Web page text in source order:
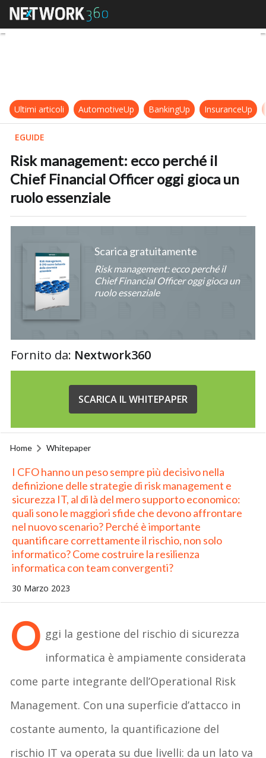
Risk management: ecco perché il
Ultimi articoli AutomotiveUp BankingUp InsuranceUp
EGUIDE
Risk management: ecco perché il
Chief Financial Officer oggi gioca un
ruolo essenziale
Scarica gratuitamente
Risk management: ecco perché il
Chief Financial Officer oggi gioca un
ruolo essenziale
Fornito da: Nextwork360
SCARICA IL WHITEPAPER
Home Whitepaper
I CFO hanno un peso sempre più decisivo nella
definizione delle strategie di risk management e
sicurezza IT, al di là del mero supporto economico:
quali sono le maggiori sfide che devono affrontare
nel nuovo scenario? Perché è importante
quantificare correttamente il rischio, non solo
informatico? Come costruire la resilienza
informatica con team convergenti?
30 Marzo 2023
O ggi la gestione del rischio di sicurezza
informatica è ampiamente considerata
come parte integrante dell’Operational Risk
Management. Con una superficie d’attacco in
costante aumento, la quantificazione del
rischio IT va operata su due livelli: da un lato va